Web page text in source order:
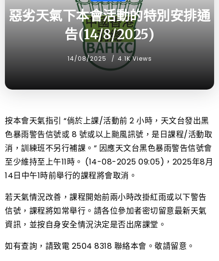
惡劣天氣下本會活動的特別安排通
告(14/8/2025)
14/08/2025 4.1K Views
按本會天氣指引 “倘於上課/活動前 2 小時，天文台發出黑
色暴雨警告信號或 8 號或以上颱風訊號，是日課程/活動取
消，訓練班不另行補課。” 因應天文台黑色暴雨警告信號會
至少維持至上午11時。 (14-08-2025 09:05)，2025年8月
14日中午1時前舉行的課程將會取消。
若天氣情況改善，課程開始前兩小時改掛紅雨或以下警告
信號，課程將如常舉行。請各位參加者密切留意最新天氣
資訊，並按自身安全情況決定是否出席課堂。
如有查詢，請致電 2504 8318 聯絡本會。敬請留意。